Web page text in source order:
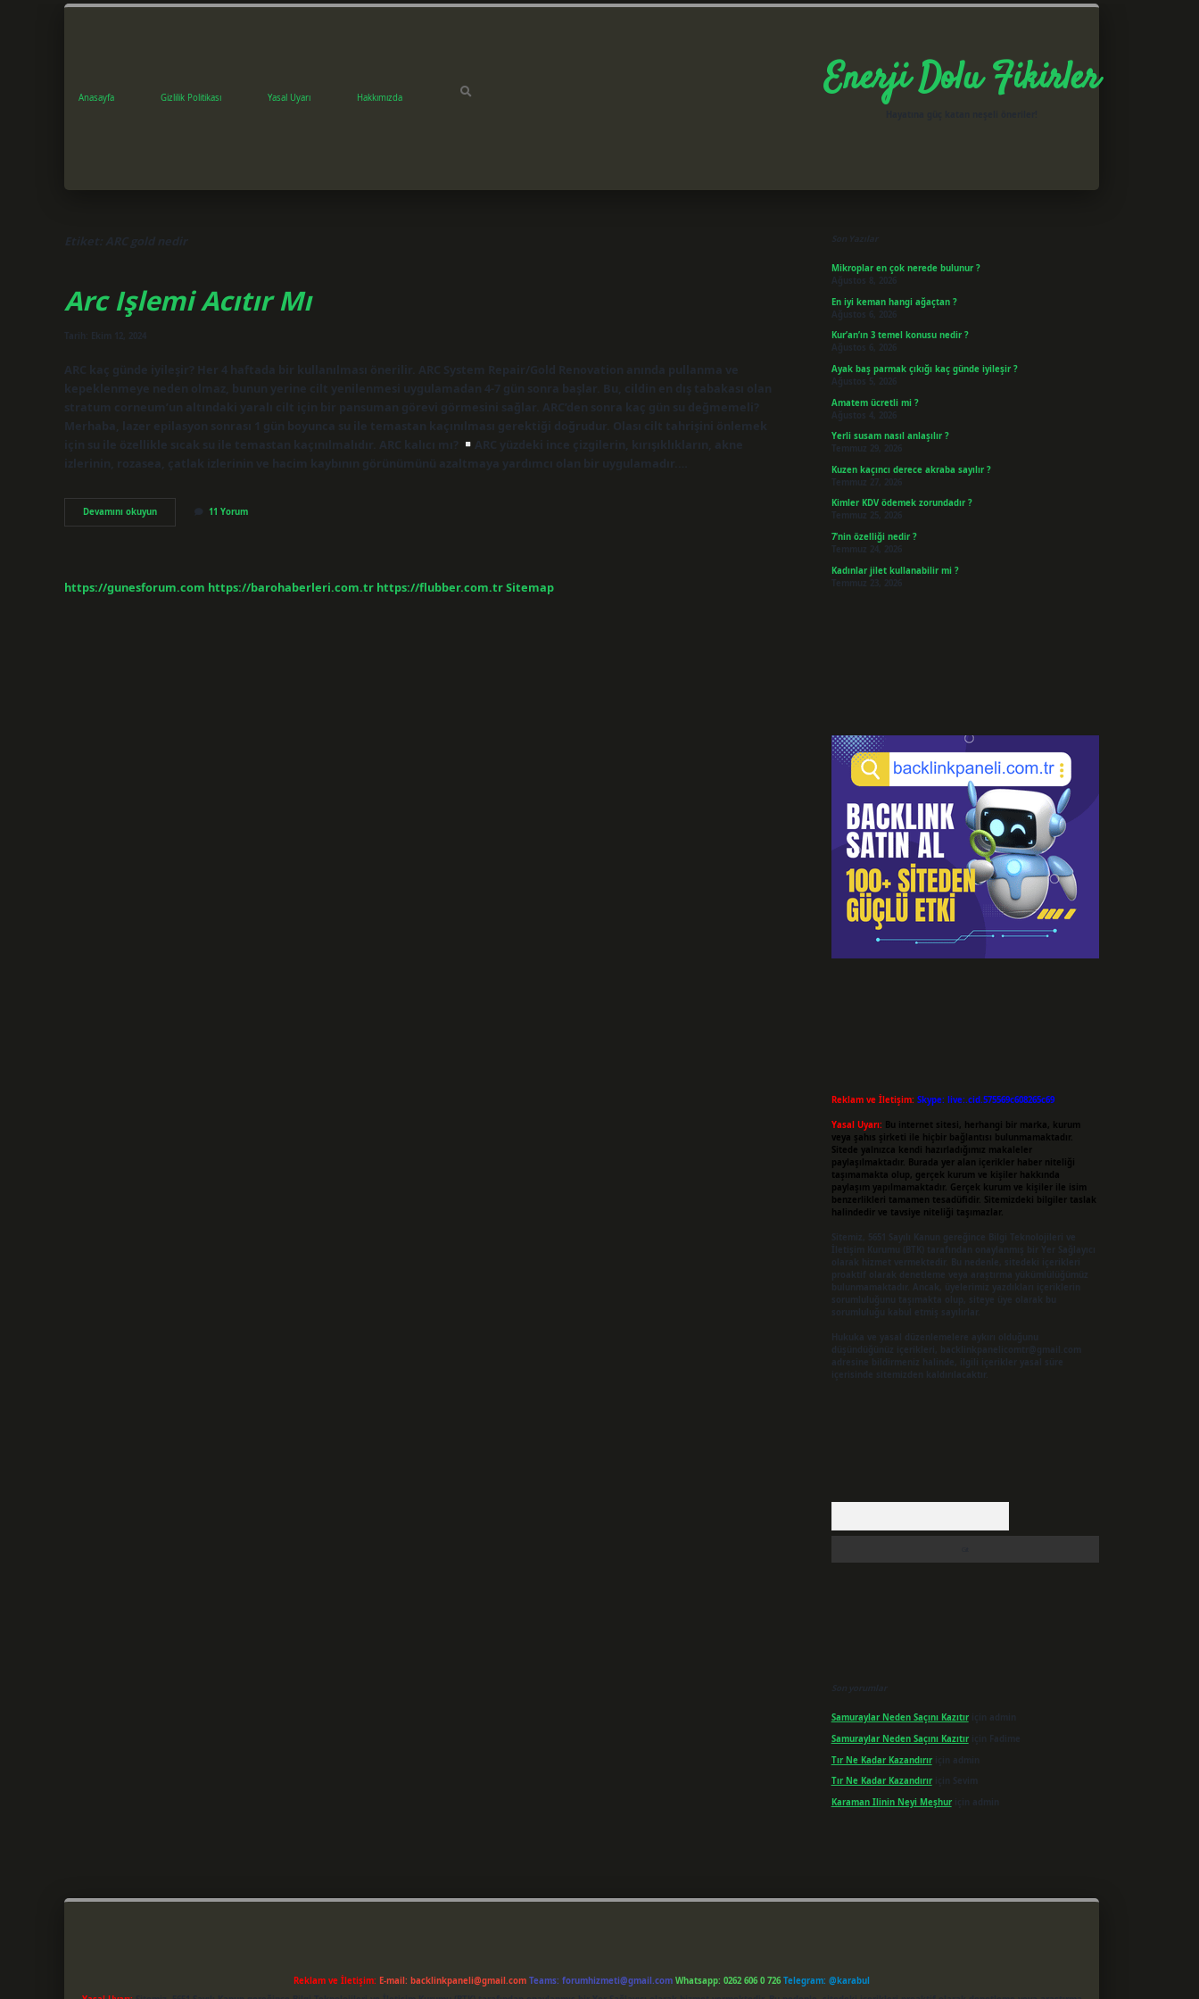
Anasayfa Gizlilik Politikası Yasal Uyarı Hakkımızda Enerji Dolu Fikirler
Etiket: ARC gold nedir
Arc Işlemi Acıtır Mı
Tarih: Ekim 12, 2024
ARC kaç günde iyileşir? Her 4 haftada bir kullanılması önerilir. ARC System Repair/Gold Renovation anında pullanma ve
kepeklenmeye neden olmaz, bunun yerine cilt yenilenmesi uygulamadan 4-7 gün sonra başlar. Bu, cildin en dış tabakası olan
stratum corneum’un altındaki yaralı cilt için bir pansuman görevi görmesini sağlar. ARC’den sonra kaç gün su değmemeli?
Merhaba, lazer epilasyon sonrası 1 gün boyunca su ile temastan kaçınılması gerektiği doğrudur. Olası cilt tahrişini önlemek
için su ile özellikle sıcak su ile temastan kaçınılmalıdır. ARC kalıcı mı?
ARC yüzdeki ince çizgilerin, kırışıklıkların, akne
izlerinin, rozasea, çatlak izlerinin ve hacim kaybının görünümünü azaltmaya yardımcı olan bir uygulamadır.…
Devamını okuyunArc
Işlemi
11 Yorum
https://gunesforum.com https://barohaberleri.com.tr https://flubber.com.trSitemap
Son Yazılar
Mikroplar en çok nerede bulunur ?
Ağustos 8, 2026
En iyi keman hangi ağaçtan ?
Ağustos 6, 2026
Kur’an’ın 3 temel konusu nedir ?
Ağustos 6, 2026
Ayak baş parmak çıkığı kaç günde iyileşir ?
Ağustos 5, 2026
Amatem ücretli mi ?
Ağustos 4, 2026
Yerli susam nasıl anlaşılır ?
Temmuz 29, 2026
Kuzen kaçıncı derece akraba sayılır ?
Temmuz 27, 2026
Kimler KDV ödemek zorundadır ?
Temmuz 25, 2026
7’nin özelliği nedir ?
Temmuz 24, 2026
Kadınlar jilet kullanabilir mi ?
Temmuz 23, 2026
Reklam ve İletişim: Skype: live:.cid.575569c608265c69
Yasal Uyarı: Bu internet sitesi, herhangi bir marka, kurum
veya şahıs şirketi ile hiçbir bağlantısı bulunmamaktadır.
Sitede yalnızca kendi hazırladığımız makaleler
paylaşılmaktadır. Burada yer alan içerikler haber niteliği
taşımamakta olup, gerçek kurum ve kişiler hakkında
paylaşım yapılmamaktadır. Gerçek kurum ve kişiler ile isim
benzerlikleri tamamen tesadüfidir. Sitemizdeki bilgiler taslak
halindedir ve tavsiye niteliği taşımazlar.
Sitemiz, 5651 Sayılı Kanun gereğince Bilgi Teknolojileri ve
İletişim Kurumu (BTK) tarafından onaylanmış bir Yer Sağlayıcı
olarak hizmet vermektedir. Bu nedenle, sitedeki içerikleri
proaktif olarak denetleme veya araştırma yükümlülüğümüz
bulunmamaktadır. Ancak, üyelerimiz yazdıkları içeriklerin
sorumluluğunu taşımakta olup, siteye üye olarak bu
sorumluluğu kabul etmiş sayılırlar.
Hukuka ve yasal düzenlemelere aykırı olduğunu
düşündüğünüz içerikleri,
backlinkpanelicomtr@gmail.com
adresine bildirmeniz halinde, ilgili içerikler yasal süre
içerisinde sitemizden kaldırılacaktır.
Son yorumlar
Samuraylar Neden Saçını Kazıtıriçin admin
Samuraylar Neden Saçını Kazıtıriçin Fadime
Tır Ne Kadar Kazandırıriçin admin
Tır Ne Kadar Kazandırıriçin Sevim
Karaman Ilinin Neyi Meşhuriçin admin
Reklam ve İletişim: E-mail: backlinkpaneli@gmail.com Teams: forumhizmeti@gmail.com Whatsapp: 0262 606 0 726 Telegram: @karabul